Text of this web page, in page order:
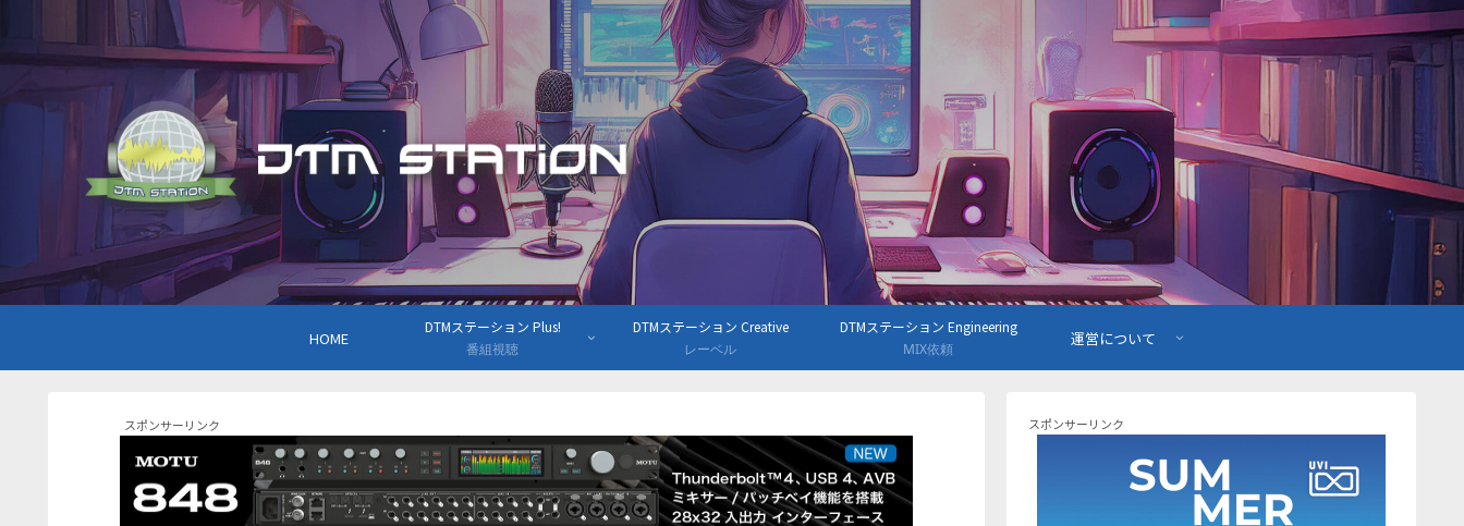
HOME
DTMステーション Plus!
番組視聴
DTMステーション Creative
レーベル
DTMステーション Engineering
MIX依頼
運営について
スポンサーリンク スポンサーリンク